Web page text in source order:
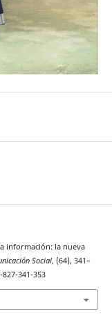
información: la nueva
Social, (64), 341–
341-353